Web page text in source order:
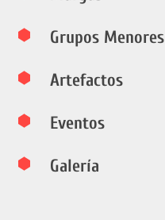
Grupos Menores
Artefactos
Eventos
Galería